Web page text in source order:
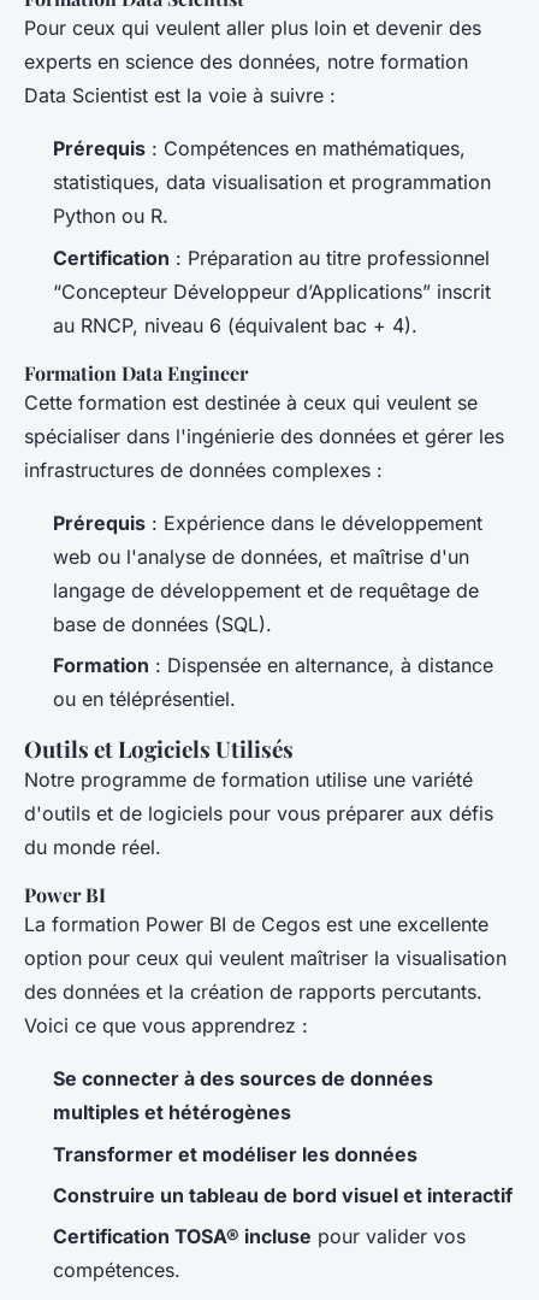
Pour ceux qui veulent aller plus loin et devenir des
experts en science des données, notre formation
Data Scientist est la voie à suivre :
Prérequis : Compétences en mathématiques,
statistiques, data visualisation et programmation
Python ou R.
Certification : Préparation au titre professionnel
“Concepteur Développeur d’Applications” inscrit
au RNCP, niveau 6 (équivalent bac + 4).
Formation Data Engineer
Cette formation est destinée à ceux qui veulent se
spécialiser dans l'ingénierie des données et gérer les
infrastructures de données complexes :
Prérequis : Expérience dans le développement
web ou l'analyse de données, et maîtrise d'un
langage de développement et de requêtage de
base de données (SQL).
Formation : Dispensée en alternance, à distance
ou en téléprésentiel.
Outils et Logiciels Utilisés
Notre programme de formation utilise une variété
d'outils et de logiciels pour vous préparer aux défis
du monde réel.
Power BI
La formation Power BI de Cegos est une excellente
option pour ceux qui veulent maîtriser la visualisation
des données et la création de rapports percutants.
Voici ce que vous apprendrez :
Se connecter à des sources de données
multiples et hétérogènes
Transformer et modéliser les données
Construire un tableau de bord visuel et interactif
Certification TOSA® incluse pour valider vos
compétences.